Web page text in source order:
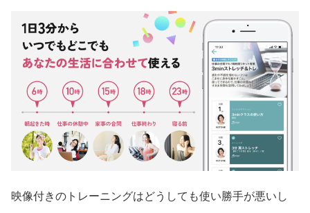
映像付きのトレーニングはどうしても使い勝手が悪いし